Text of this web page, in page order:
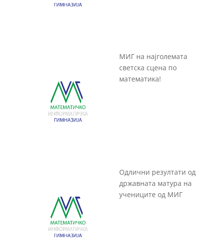
МИГ на најголемата
светска сцена по
математика!
Одлични резултати од
државната матура на
учениците од МИГ